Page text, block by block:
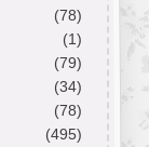
(78)
(1)
(79)
(34)
(78)
(495)